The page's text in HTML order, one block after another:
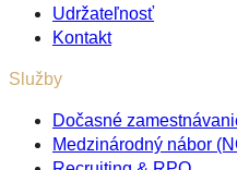
Udržateľnosť
Kontakt
Služby
Dočasné
Medzinárodný nábor